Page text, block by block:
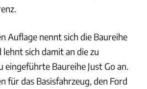
Auflage nennt sich die Baureihe
lehnt sich damit an die zu
eingeführte Baureihe Just Go an.
für das Basisfahrzeug, den Ford